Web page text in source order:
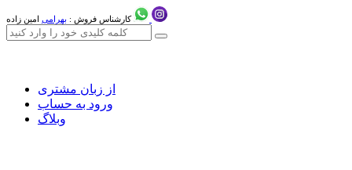
کارشناس فروش : بهرامی امین زاده
از زبان مشتری
ورود به حساب
وبلاگ